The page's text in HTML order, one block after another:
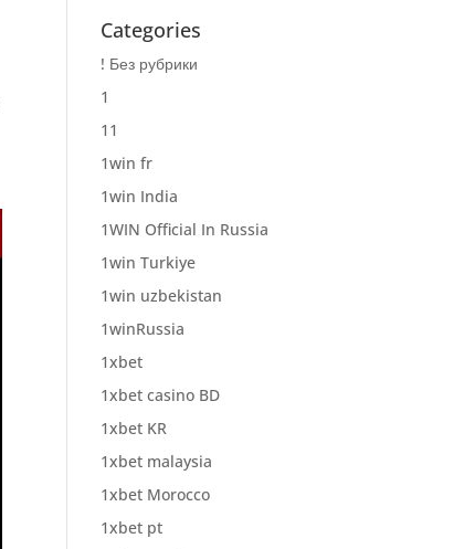
Categories
! Без рубрики
1
11
1win fr
1win India
1WIN Official In Russia
1win Turkiye
1win uzbekistan
1winRussia
1xbet
1xbet casino BD
1xbet KR
1xbet malaysia
1xbet Morocco
1xbet pt